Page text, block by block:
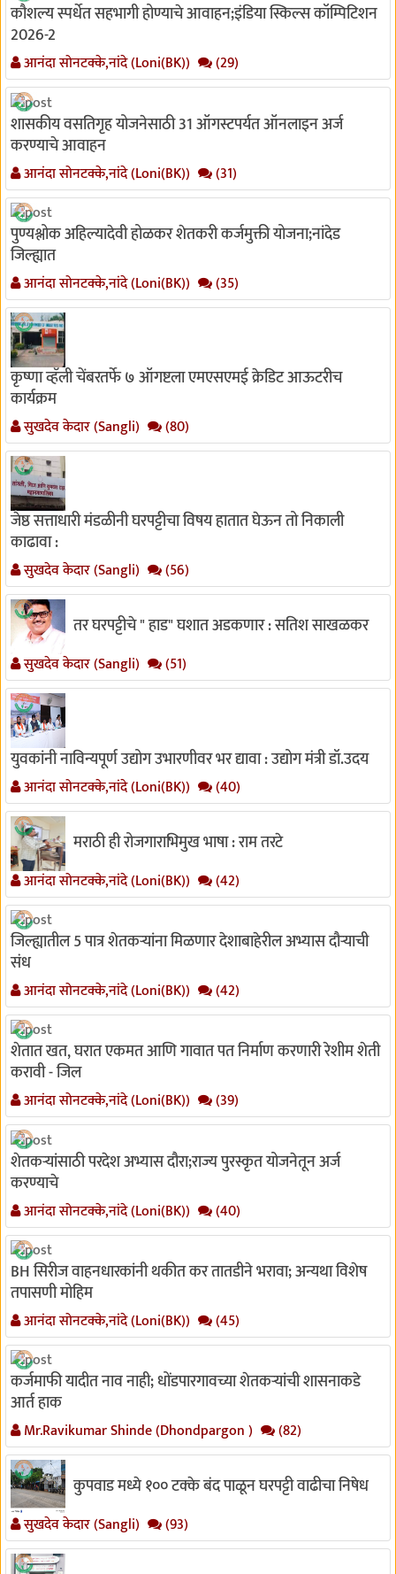
कौशल्य स्पर्धेत सहभागी होण्याचे आवाहन;इंडिया स्किल्स कॉम्पिटिशन
2026-2
आनंदा सोनटक्के,नांदे (Loni(BK)) (29)
शासकीय वसतिगृह योजनेसाठी 31 ऑगस्टपर्यत ऑनलाइन अर्ज
करण्याचे आवाहन
आनंदा सोनटक्के,नांदे (Loni(BK)) (31)
पुण्यश्लोक अहिल्यादेवी होळकर शेतकरी कर्जमुक्ती योजना;नांदेड
जिल्ह्यात
आनंदा सोनटक्के,नांदे (Loni(BK)) (35)
कृष्णा व्हॅली चेंबरतर्फे ७ ऑगष्टला एमएसएमई क्रेडिट आऊटरीच
कार्यक्रम
सुखदेव केदार (Sangli) (80)
जेष्ठ सत्ताधारी मंडळीनी घरपट्टीचा विषय हातात घेऊन तो निकाली
काढावा :
सुखदेव केदार (Sangli) (56)
तर घरपट्टीचे " हाड" घशात अडकणार : सतिश साखळकर
सुखदेव केदार (Sangli) (51)
युवकांनी नाविन्यपूर्ण उद्योग उभारणीवर भर द्यावा : उद्योग मंत्री डॉ.उदय
आनंदा सोनटक्के,नांदे (Loni(BK)) (40)
मराठी ही रोजगाराभिमुख भाषा : राम तरटे
आनंदा सोनटक्के,नांदे (Loni(BK)) (42)
जिल्ह्यातील 5 पात्र शेतकऱ्यांना मिळणार देशाबाहेरील अभ्यास दौऱ्याची
संध
आनंदा सोनटक्के,नांदे (Loni(BK)) (42)
शेतात खत, घरात एकमत आणि गावात पत निर्माण करणारी रेशीम शेती
करावी - जिल
आनंदा सोनटक्के,नांदे (Loni(BK)) (39)
शेतकऱ्यांसाठी परदेश अभ्यास दौरा;राज्य पुरस्कृत योजनेतून अर्ज
करण्याचे
आनंदा सोनटक्के,नांदे (Loni(BK)) (40)
BH सिरीज वाहनधारकांनी थकीत कर तातडीने भरावा; अन्यथा विशेष
तपासणी मोहिम
आनंदा सोनटक्के,नांदे (Loni(BK)) (45)
कर्जमाफी यादीत नाव नाही; धोंडपारगावच्या शेतकऱ्यांची शासनाकडे
आर्त हाक
Mr.Ravikumar Shinde (Dhondpargon ) (82)
कुपवाड मध्ये १०० टक्के बंद पाळून घरपट्टी वाढीचा निषेध
सुखदेव केदार (Sangli) (93)